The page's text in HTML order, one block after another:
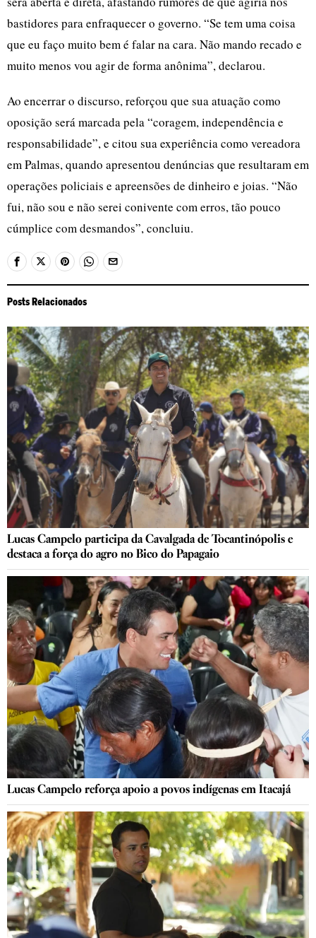
bastidores para enfraquecer o governo. “Se tem uma coisa
que eu faço muito bem é falar na cara. Não mando recado e
muito menos vou agir de forma anônima”, declarou.
Ao encerrar o discurso, reforçou que sua atuação como
oposição será marcada pela “coragem, independência e
responsabilidade”, e citou sua experiência como vereadora
em Palmas, quando apresentou denúncias que resultaram em
operações policiais e apreensões de dinheiro e joias. “Não
fui, não sou e não serei conivente com erros, tão pouco
cúmplice com desmandos”, concluiu.
Posts Relacionados
Lucas Campelo participa da Cavalgada de Tocantinópolis e
destaca a força do agro no Bico do Papagaio
Lucas Campelo reforça apoio a povos indígenas em Itacajá